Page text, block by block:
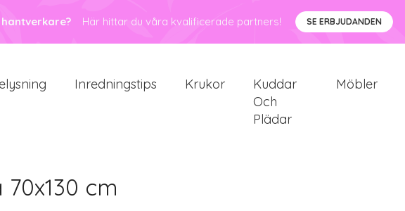
Här hittar du våra kvalificerade partners! SE ERBJUDANDEN
Inredningstips Krukor
Kuddar
Och
Plädar
Möbler
cm